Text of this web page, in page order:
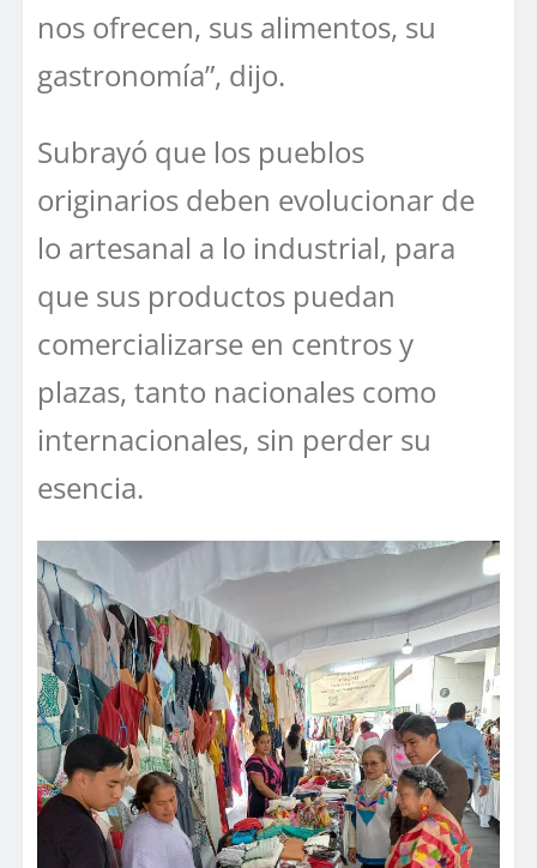
nos ofrecen, sus alimentos, su
gastronomía”, dijo.
Subrayó que los pueblos
originarios deben evolucionar de
lo artesanal a lo industrial, para
que sus productos puedan
comercializarse en centros y
plazas, tanto nacionales como
internacionales, sin perder su
esencia.